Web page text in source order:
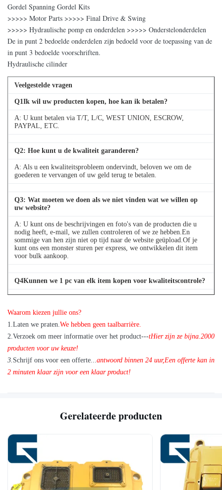
Gordel Spanning Gordel Kits
>>>>> Motor Parts >>>>> Final Drive & Swing
>>>>> Hydraulische pomp en onderdelen >>>>> Onderstelonderdelen
De in punt 2 bedoelde onderdelen zijn bedoeld voor de toepassing van de
in punt 3 bedoelde voorschriften.
Hydraulische cilinder
Veelgestelde vragen
Q1Ik wil uw producten kopen, hoe kan ik betalen?
A: U kunt betalen via T/T, L/C, WEST UNION, ESCROW,
PAYPAL, ETC.
Q2: Hoe kunt u de kwaliteit garanderen?
A: Als u een kwaliteitsprobleem ondervindt, beloven we om de
goederen te vervangen of uw geld terug te betalen.
Q3: Wat moeten we doen als we niet vinden wat we willen op
uw website?
A: U kunt ons de beschrijvingen en foto's van de producten die u
nodig heeft, e-mail, we zullen controleren of we ze hebben.En
sommige van hen zijn niet op tijd naar de website geüpload.Of je
kunt ons een monster sturen per express, we ontwikkelen dit item
voor bulk aankoop.
Q4Kunnen we 1 pc van elk item kopen voor kwaliteitscontrole?
A: Ja, we zijn blij om 1pc te sturen voor kwaliteitscontrole als we
Waarom kiezen jullie ons?
1.Laten we praten.We hebben geen taalbarrière.
2.Verzoek om meer informatie over het product---tHier zijn ze bijna.2000
producten voor uw keuze!
3. Schrijf ons voor een offerte...antwoord binnen 24 uur,Een offerte kan in
2 minuten klaar zijn voor een klaar product!
Gerelateerde producten